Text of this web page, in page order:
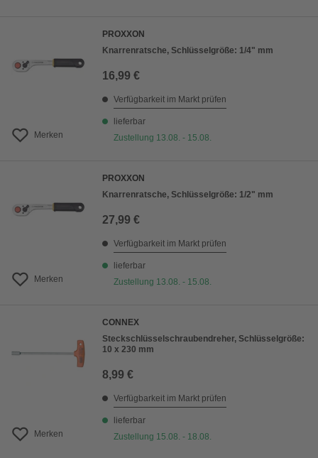
Merken
PROXXON
Knarrenratsche, Schlüsselgröße: 1/4" mm
16,99 €
Verfügbarkeit im Markt prüfen
lieferbar
Zustellung 13.08. - 15.08.
Merken
PROXXON
Knarrenratsche, Schlüsselgröße: 1/2" mm
27,99 €
Verfügbarkeit im Markt prüfen
lieferbar
Zustellung 13.08. - 15.08.
Merken
CONNEX
Steckschlüsselschraubendreher, Schlüsselgröße:
10 x 230 mm
8,99 €
Verfügbarkeit im Markt prüfen
lieferbar
Zustellung 15.08. - 18.08.